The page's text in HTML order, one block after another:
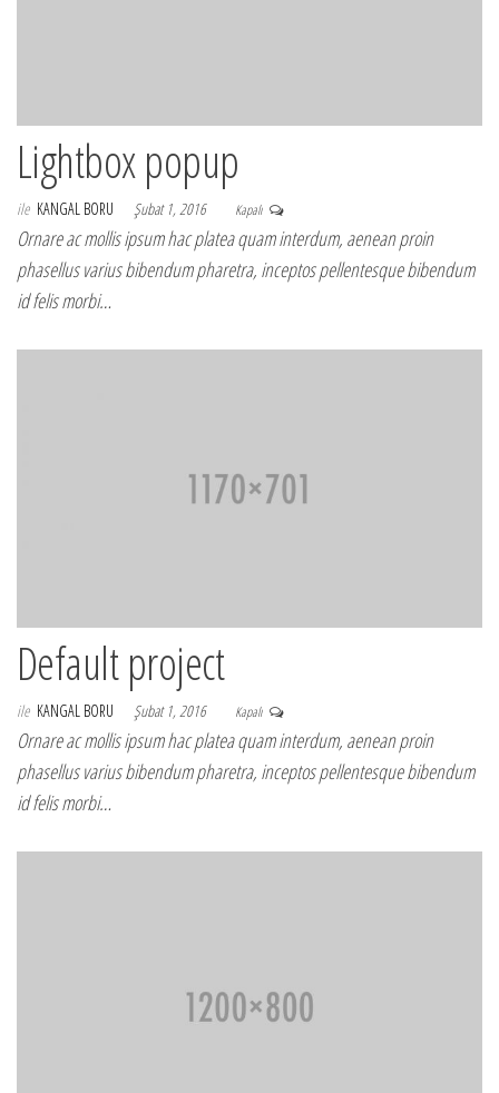
Lightbox popup
ile KANGAL BORU Şubat 1, 2016 Kapalı
Ornare ac mollis ipsum hac platea quam interdum, aenean proin
phasellus varius bibendum pharetra, inceptos pellentesque bibendum
id felis morbi…
Default project
ile KANGAL BORU Şubat 1, 2016 Kapalı
Ornare ac mollis ipsum hac platea quam interdum, aenean proin
phasellus varius bibendum pharetra, inceptos pellentesque bibendum
id felis morbi…